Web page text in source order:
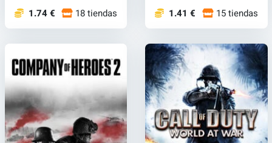
1.74 € 18 tiendas 1.41 € 15 tiendas